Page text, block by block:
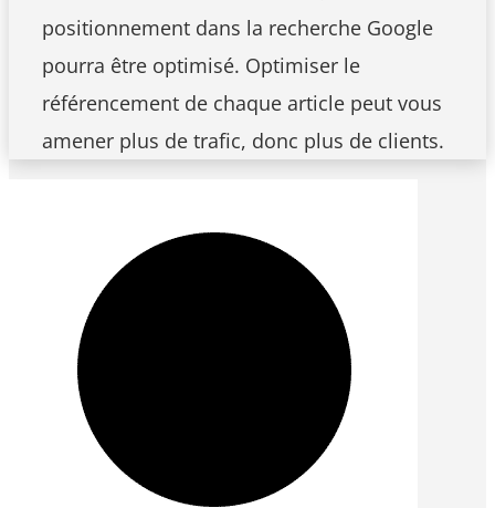
positionnement dans la recherche Google
pourra être optimisé. Optimiser le
référencement de chaque article peut vous
amener plus de trafic, donc plus de clients.